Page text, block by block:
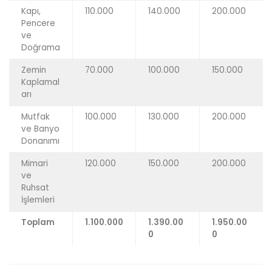
Kapı,
Pencere
ve
Doğrama
110.000 140.000 200.000
Zemin
Kaplamal
arı
70.000 100.000 150.000
Mutfak
ve Banyo
Donanımı
100.000 130.000 200.000
Mimari
ve
Ruhsat
İşlemleri
120.000 150.000 200.000
Toplam 1.100.000
1.390.00
0
1.950.00
0